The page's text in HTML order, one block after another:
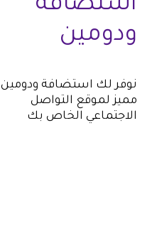
استضافة
ودومين
نوفر لك استضافة ودومين
مميز لموقع التواصل
الاجتماعي الخاص بك